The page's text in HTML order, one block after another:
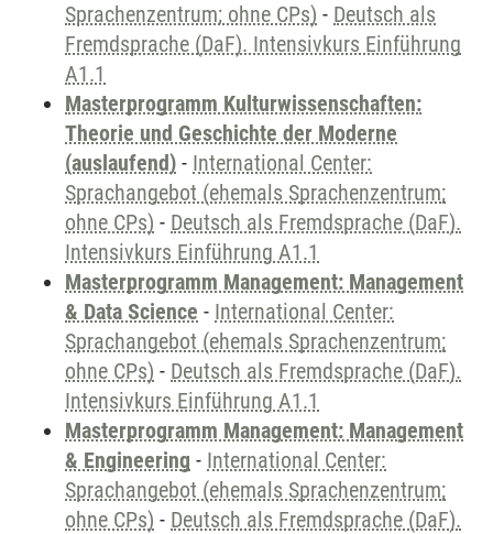
Sprachenzentrum; ohne CPs) - Deutsch als
Fremdsprache (DaF). Intensivkurs Einführung
A1.1
Masterprogramm Kulturwissenschaften:
Theorie und Geschichte der Moderne
(auslaufend) - International Center:
Sprachangebot (ehemals Sprachenzentrum;
ohne CPs) - Deutsch als Fremdsprache (DaF).
Intensivkurs Einführung A1.1
Masterprogramm Management: Management
& Data Science - International Center:
Sprachangebot (ehemals Sprachenzentrum;
ohne CPs) - Deutsch als Fremdsprache (DaF).
Intensivkurs Einführung A1.1
Masterprogramm Management: Management
& Engineering - International Center:
Sprachangebot (ehemals Sprachenzentrum;
ohne CPs) - Deutsch als Fremdsprache (DaF).